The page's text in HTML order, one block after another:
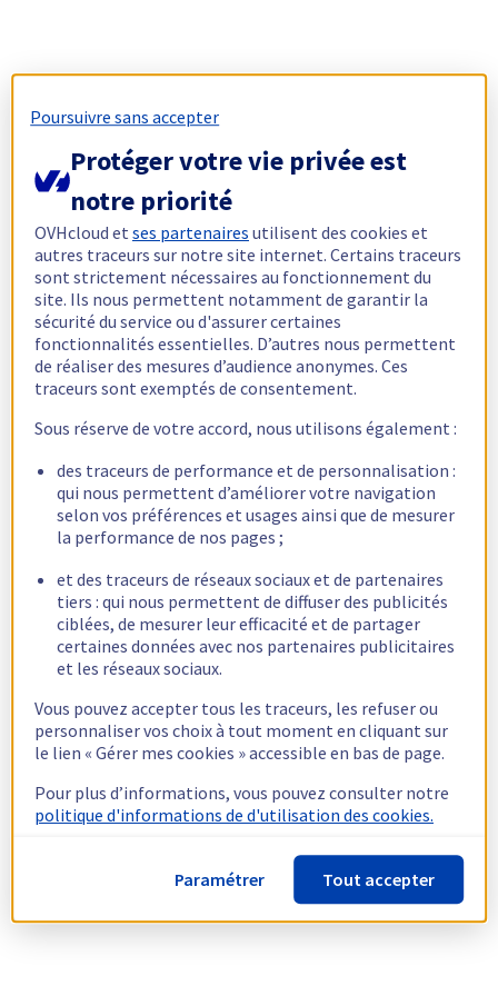
Poursuivre sans accepter
Protéger votre vie privée est
notre priorité
OVHcloud etses partenaires utilisent des cookies et
autres traceurs sur notre site internet. Certains traceurs
sont strictement nécessaires au fonctionnement du
site. Ils nous permettent notamment de garantir la
sécurité du service ou d'assurer certaines
fonctionnalités essentielles. D’autres nous permettent
de réaliser des mesures d’audience anonymes. Ces
traceurs sont exemptés de consentement.
Sous réserve de votre accord, nous utilisons également :
des traceurs de performance et de personnalisation :
qui nous permettent d’améliorer votre navigation
selon vos préférences et usages ainsi que de mesurer
la performance de nos pages ;
et des traceurs de réseaux sociaux et de partenaires
tiers : qui nous permettent de diffuser des publicités
ciblées, de mesurer leur efficacité et de partager
certaines données avec nos partenaires publicitaires
et les réseaux sociaux.
Vous pouvez accepter tous les traceurs, les refuser ou
personnaliser vos choix à tout moment en cliquant sur
le lien « Gérer mes cookies » accessible en bas de page.
Pour plus d’informations, vous pouvez consulter notre
politique d'informations de d'utilisation des cookies.
Paramétrer Tout accepter